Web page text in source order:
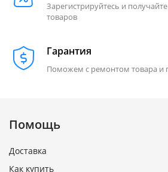
Зарегистрируйтесь и
товаров
Гарантия
Поможем с ремонтом товара и
Помощь
Доставка
Как купить